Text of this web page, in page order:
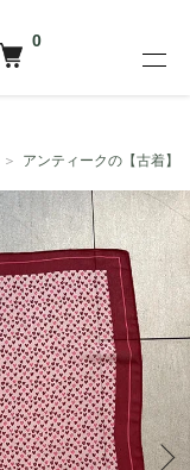
0
＞ アンティークの【古着】